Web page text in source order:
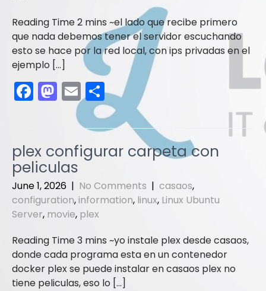
k
el lado que recibe primero
que nada debemos tener el servidor escuchando
esto se hace por la red local, con ips privadas en el
ejemplo […]
F
a
e
b
o
o
k
M
a
o
d
o
n
E
m
ai
l
S
h
ar
e
plex configurar carpeta con
peliculas
June 1, 2026 | No Comments | casaos,
configuration,information, linux, Linux Ubuntu
Server, movie, plex
yo instale plex desde casaos,
donde cada programa esta en un contenedor
docker plex se puede instalar en casaos plex no
tiene peliculas, eso lo […]